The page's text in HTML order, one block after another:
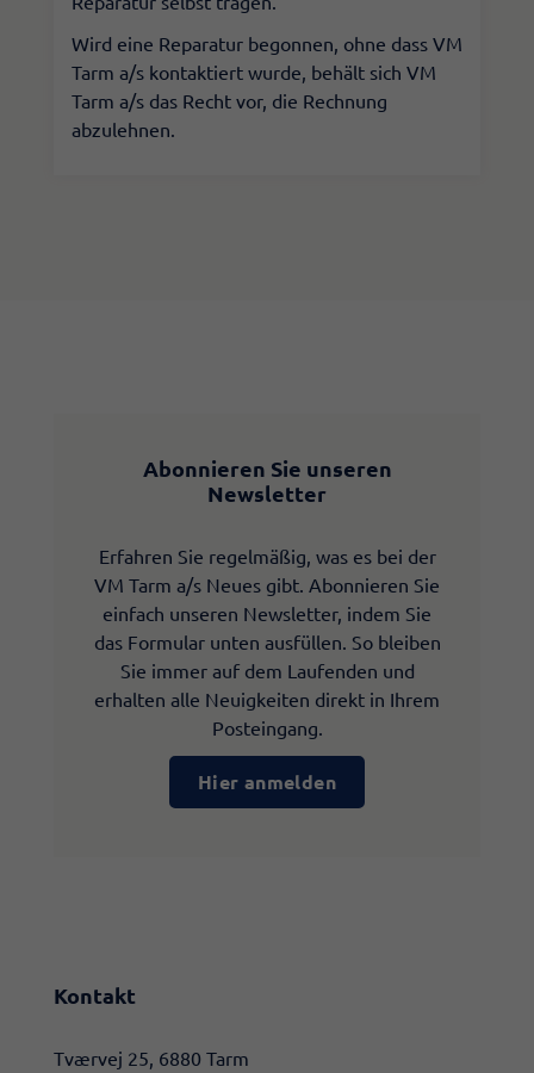
​Wird eine Reparatur begonnen, ohne dass VM
Tarm a/s kontaktiert wurde, behält sich VM
Tarm a/s das Recht vor, die Rechnung
abzulehnen.​
Abonnieren Sie unseren
Newsletter
Erfahren Sie regelmäßig, was es bei der
VM Tarm a/s Neues gibt. Abonnieren Sie
einfach unseren Newsletter, indem Sie
das Formular unten ausfüllen. So bleiben
Sie immer auf dem Laufenden und
erhalten alle Neuigkeiten direkt in Ihrem
Posteingang.
Hier anmelden
Kontakt
​​Tværvej 25, 6880 Tarm